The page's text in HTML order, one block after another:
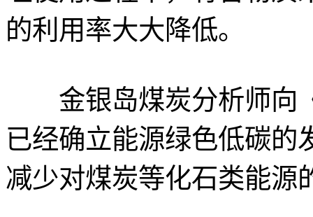
的利用率大大降低。
金银岛煤炭分析师向
已经确立能源绿色低碳的
减少对煤炭等化石类能源